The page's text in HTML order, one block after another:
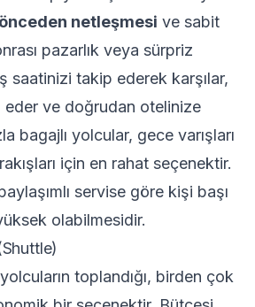
netleşmesi ve sabit
pazarlık veya sürpriz
saatinizi takip ederek karşılar,
eder ve doğrudan otelinize
bagajlı yolcular, gece varışları
için en rahat seçenektir.
servise göre kişi başı
olabilmesidir.
toplandığı, birden çok